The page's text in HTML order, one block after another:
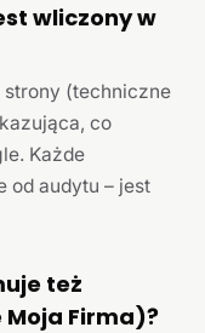
wliczony w
strony (techniczne
co
Każde
od audytu – jest
też
Firma)?